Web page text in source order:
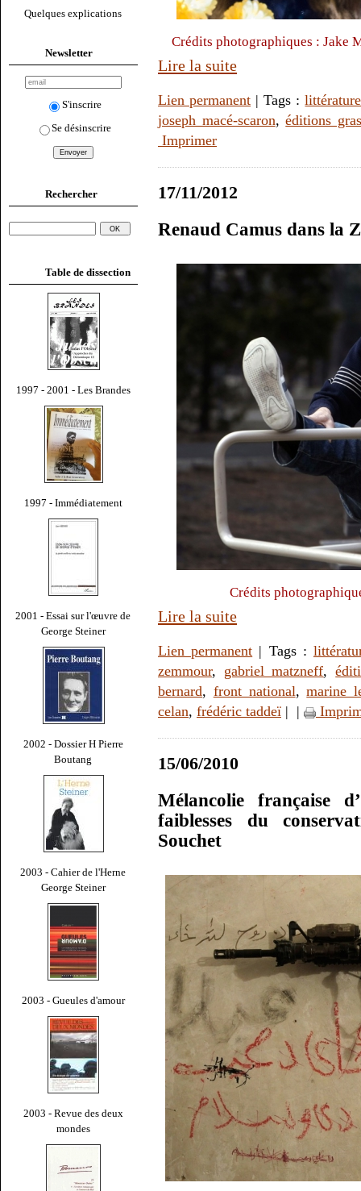
Quelques explications
Newsletter
S'inscrire
Se désinscrire
Rechercher
Table de dissection
1997 - 2001 - Les Brandes
1997 - Immédiatement
2001 - Essai sur l'œuvre de
George Steiner
2002 - Dossier H Pierre
Boutang
2003 - Cahier de l'Herne
George Steiner
2003 - Gueules d'amour
2003 - Revue des deux
mondes
Crédits photographiques : Jake
Lire la suite
Lien permanent | Tags :littérature
joseph macé-scaron,éditions
Imprimer
17/11/2012
Renaud Camus dans la
Crédits
Lire la suite
Lien permanent | Tags :
zemmour, gabriel matzneff,
bernard, front national,marine
celan, frédéric taddeï | |
15/06/2010
Mélancolie française
faiblesses du
Souchet